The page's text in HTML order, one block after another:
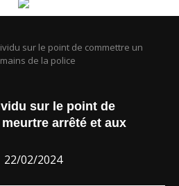
sur le point de commettre un
de la police
sur le point de
arrêté et aux
22/02/2024